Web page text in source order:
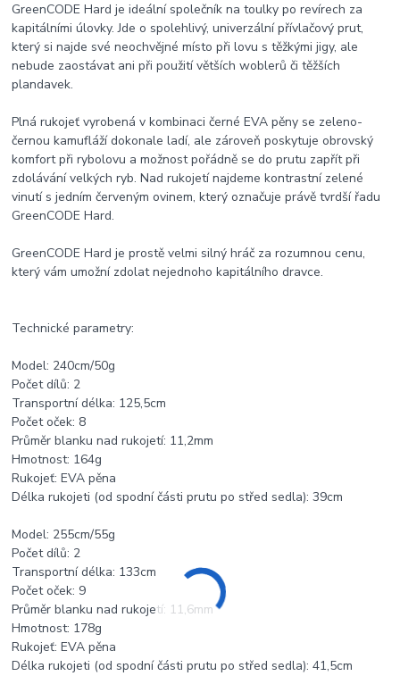
GreenCODE Hard je ideální společník na toulky po revírech za
kapitálními úlovky. Jde o spolehlivý, univerzální přívlačový prut,
který si najde své neochvějné místo při lovu s těžkými jigy, ale
nebude zaostávat ani při použití větších woblerů či těžších
plandavek.
Plná rukojeť vyrobená v kombinaci černé EVA pěny se zeleno-
černou kamufláží dokonale ladí, ale zároveň poskytuje obrovský
komfort při rybolovu a možnost pořádně se do prutu zapřít při
zdolávání velkých ryb. Nad rukojetí najdeme kontrastní zelené
vinutí s jedním červeným ovinem, který označuje právě tvrdší řadu
GreenCODE Hard.
GreenCODE Hard je prostě velmi silný hráč za rozumnou cenu,
který vám umožní zdolat nejednoho kapitálního dravce.
Technické parametry:
Model: 240cm/50g
Počet dílů: 2
Transportní délka: 125,5cm
Počet oček: 8
Průměr blanku nad rukojetí: 11,2mm
Hmotnost: 164g
Rukojeť: EVA pěna
Délka rukojeti (od spodní části prutu po střed sedla): 39cm
Model: 255cm/55g
Počet dílů: 2
Transportní délka: 133cm
Počet oček: 9
Průměr blanku nad rukojetí: 11,6mm
Hmotnost: 178g
Rukojeť: EVA pěna
Délka rukojeti (od spodní části prutu po střed sedla): 41,5cm